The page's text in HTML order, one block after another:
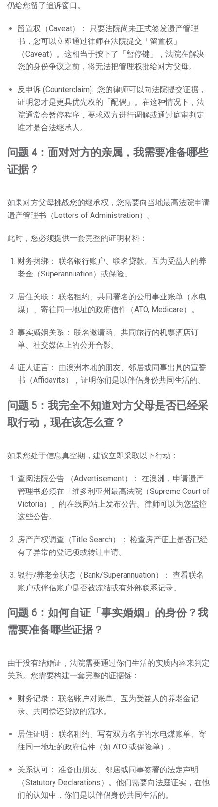
仍给您留了追诉窗口。
留置权（Caveat）：
只要法院尚未正式签发遗产管理
书，您可以立即通过律师在法院提交「留置权」
（Caveat）。这相当于按下了「暂停键」，法院在解决
您的身份争议之前，将无法把管理权批给对方父母。
反申诉 (Counterclaim): 您的律师可以向法院提交证据，
证明您才是更具优先权的「配偶」。在这种情况下，法
院通常会暂停程序，要求双方进行调解或通过庭审判定
谁才是合法继承人。
问题 4：面对对方的亲属，我需要准备哪些
证据？
如果对方父母挑战您的继承权，您需要向当地最高法院申请
遗产管理书（Letters of Administration）。
此时，您必须提供一套完整的证明材料：
财务捆绑： 联名银行账户、联名贷款、互为受益人的养
老金（Superannuation）或保险。
居住关联： 联名租约、共同署名的公用事业账单（水电
煤）、寄往同一地址的政府信件（ATO, Medicare）。
事实婚姻关系： 联名邀请函、共同旅行的机票酒店订
单、社交媒体上的公开合影。
证人证言： 由澳洲本地的朋友、邻居或同事出具的宣誓
书（Affidavits），证明你们是以伴侣身份共同生活的。
问题 5：我完全不知道对方父母是否已经采
取行动，现在该怎么查？
如果您处于信息真空期，建议立即采取以下行动：
查阅法院公告 （Advertisement）： 在澳洲，申请遗产
管理书必须在「维多利亚州最高法院（Supreme Court of
Victoria）」的在线网站上发布公告。律师可以为您监控
这些公告。
房产产权调查（Title Search）： 检查房产证上是否已经
有了异常的登记项或转让申请。
银行/养老金状态（Bank/Superannuation）： 查看联名
账户或伴侣账户是否被冻结或有外部联系记录。
问题 6：如何自证「事实婚姻」的身份？我
需要准备哪些证据？
由于没有结婚证，法院需要通过你们生活的实质内容来判定
关系。您需要构建一套完整的证据链：
财务记录： 联名账户对账单、互为受益人的养老金记
录、共同偿还贷款的流水。
居住证明： 联名租约、写有双方名字的水电煤账单、寄
往同一地址的政府信件（如 ATO 或保险单）。
关系认可： 准备由朋友、邻居或同事签署的法定声明
（Statutory Declarations）。他们需要向法庭证实，在他
们的认知中，你们是以伴侣身份共同生活的。